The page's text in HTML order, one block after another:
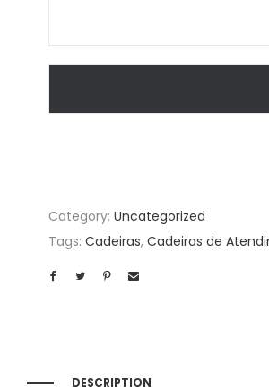
Category: Uncategorized
Tags: Cadeiras, Cadeiras de
DESCRIPTION